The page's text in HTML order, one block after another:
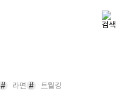
# 라면 # 트월킹